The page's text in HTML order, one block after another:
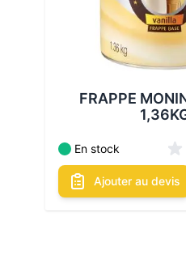
FRAPPE
En stock
Ajouter au devis